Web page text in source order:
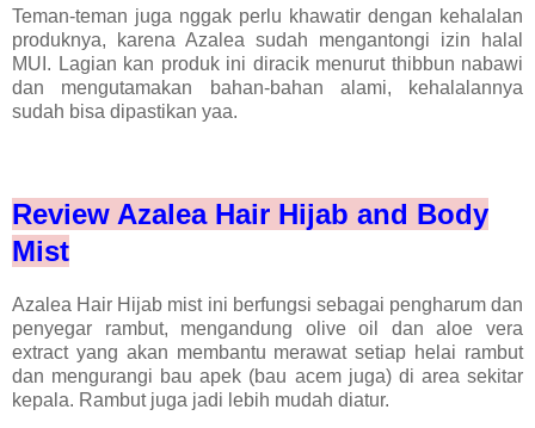
Teman-teman juga nggak perlu khawatir dengan kehalalan
produknya, karena Azalea sudah mengantongi izin halal
MUI. Lagian kan produk ini diracik menurut thibbun nabawi
dan mengutamakan bahan-bahan alami, kehalalannya
sudah bisa dipastikan yaa.
Review Azalea Hair Hijab and Body
Mist
Azalea Hair Hijab mist ini berfungsi sebagai pengharum dan
penyegar rambut, mengandung olive oil dan aloe vera
extract yang akan membantu merawat setiap helai rambut
dan mengurangi bau apek (bau acem juga) di area sekitar
kepala. Rambut juga jadi lebih mudah diatur.